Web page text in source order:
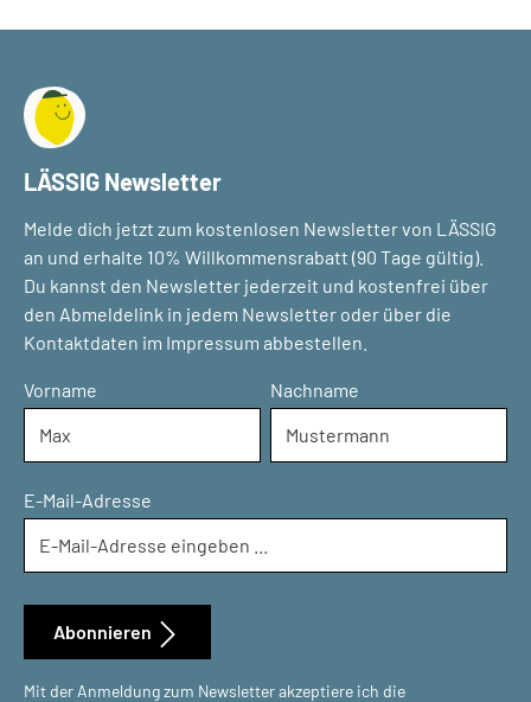
LÄSSIG Newsletter
Melde dich jetzt zum kostenlosen Newsletter von LÄSSIG
an und erhalte 10% Willkommensrabatt (90 Tage gültig).
Du kannst den Newsletter jederzeit und kostenfrei über
den Abmeldelink in jedem Newsletter oder über die
Kontaktdaten im Impressum abbestellen.
Vorname Nachname
E-Mail-Adresse
Mit der Anmeldung zum Newsletter akzeptiere ich die
Abonnieren